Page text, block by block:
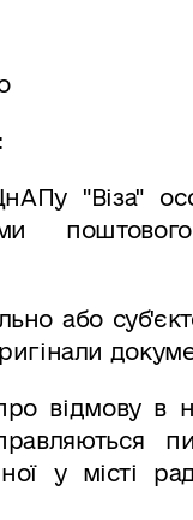
"Віза"
або
відмову в
у місті